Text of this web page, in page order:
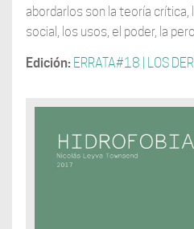
abordarlos son la teoría
social, los usos, el poder, la
Edición: ERRATA#18 | LOS